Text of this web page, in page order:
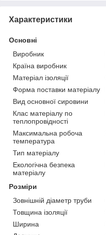
Характеристики
Основні
Виробник
Країна виробник
Матеріал ізоляції
Форма поставки матеріалу
Вид основної сировини
Клас матеріалу по
теплопровідності
Максимальна робоча
температура
Тип матеріалу
Екологічна безпека
матеріалу
Розміри
Зовнішній діаметр труби
Товщина ізоляції
Ширина